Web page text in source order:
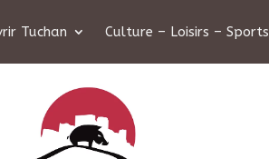
Tuchan Culture – Loisirs – Sports